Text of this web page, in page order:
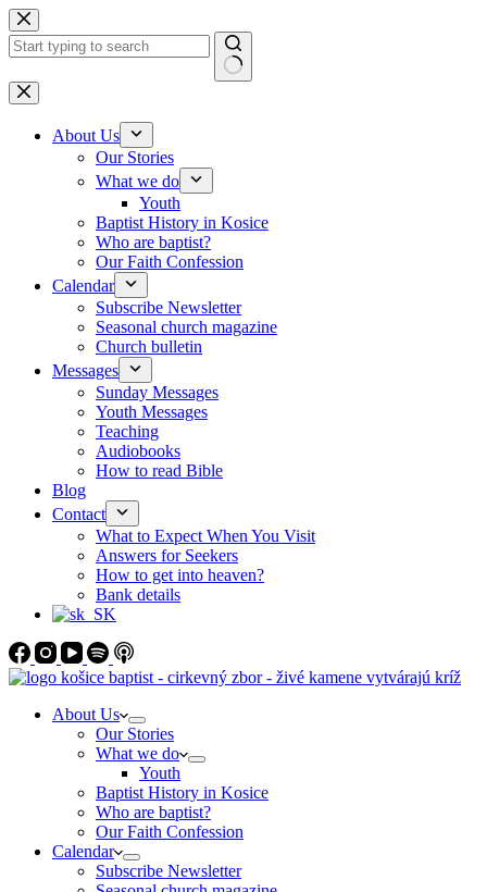
Skip to content
No results
About Us
Our Stories
What we do
Youth
Baptist History in Kosice
Who are baptist?
Our Faith Confession
Calendar
Subscribe Newsletter
Seasonal church magazine
Church bulletin
Messages
Sunday Messages
Youth Messages
Teaching
Audiobooks
How to read Bible
Blog
Contact
What to Expect When You Visit
Answers for Seekers
How to get into heaven?
Bank details
About Us
Our Stories
What we do
Youth
Baptist History in Kosice
Who are baptist?
Our Faith Confession
Calendar
Subscribe Newsletter